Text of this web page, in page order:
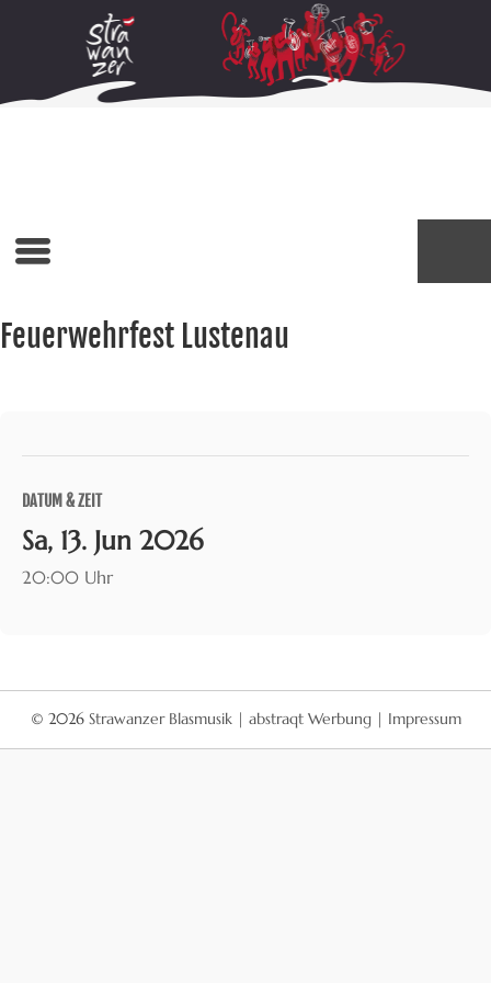
DATUM & ZEIT
Sa, 13. Jun 2026
20:00 Uhr
Feuerwehrfest Lustenau
© 2026 Strawanzer Blasmusik | abstraqt Werbung | Impressum